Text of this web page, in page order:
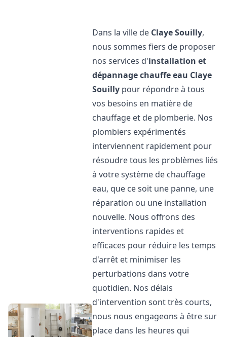
Dans la ville de Claye Souilly,
nous sommes fiers de proposer
nos services d'installation et
dépannage chauffe eau Claye
Souilly pour répondre à tous
vos besoins en matière de
chauffage et de plomberie. Nos
plombiers expérimentés
interviennent rapidement pour
résoudre tous les problèmes liés
à votre système de chauffage
eau, que ce soit une panne, une
réparation ou une installation
nouvelle. Nous offrons des
interventions rapides et
efficaces pour réduire les temps
d'arrêt et minimiser les
perturbations dans votre
quotidien. Nos délais
d'intervention sont très courts,
nous nous engageons à être sur
place dans les heures qui